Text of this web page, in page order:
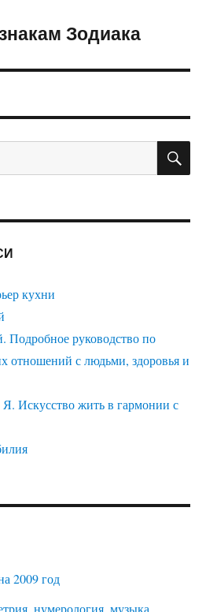
Зодиака
кухни
руководство по
отношений с людьми, здоровья и
Искусство жить в гармонии с
2009 год
нумерология, музыка,